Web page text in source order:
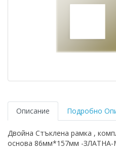
Описание Подробно
Двойна Стъклена рамка ,
основа 86мм*157мм -